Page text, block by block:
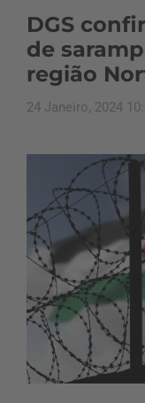
DGS
de
região
24 Janeiro, 2024